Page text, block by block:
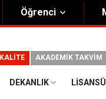
Öğrenci
AKADEMİK TAKVİM
KALİTE
DEKANLIK